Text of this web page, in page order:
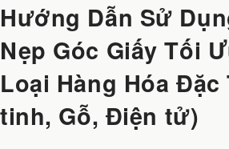
Hướng Dẫn Sử
Nẹp Góc Giấy Tối
Loại Hàng Hóa
tinh, Gỗ, Điện tử)